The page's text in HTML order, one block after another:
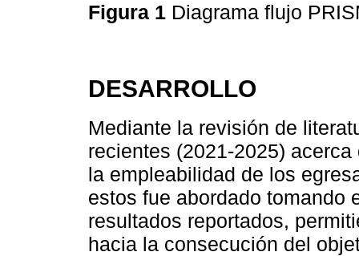
Figura 1 Diagrama flujo
DESARROLLO
Mediante la revisión de
recientes (2021-2025)
la empleabilidad de los
estos fue abordado tomando
resultados reportados,
hacia la consecución del